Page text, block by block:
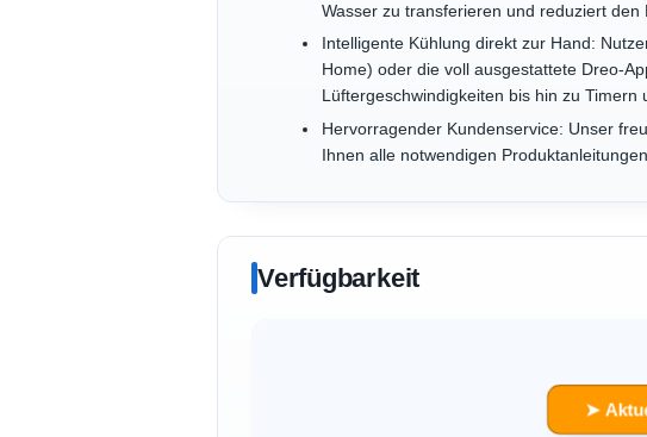
Wasser zu transferieren und reduziert
Intelligente Kühlung direkt zur Hand:
Home) oder die voll ausgestattete Dreo-
Lüftergeschwindigkeiten bis hin zu
Hervorragender Kundenservice: Unser
Ihnen alle notwendigen
Verfügbarkeit
➤